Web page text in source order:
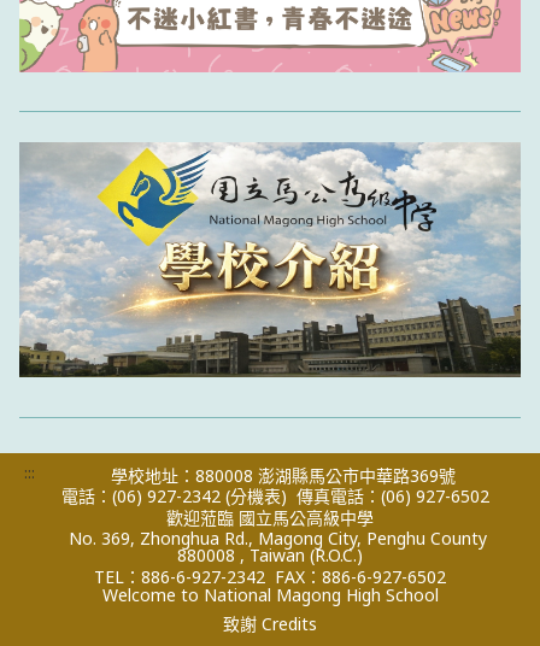
:::
學校地址：880008 澎湖縣馬公市中華路369號
電話：(06) 927-2342 (分機表) 傳真電話：(06) 927-6502
歡迎蒞臨 國立馬公高級中學
No. 369, Zhonghua Rd., Magong City, Penghu County
880008 , Taiwan (R.O.C.)
TEL：886-6-927-2342 FAX：886-6-927-6502
Welcome to National Magong High School
致謝 Credits